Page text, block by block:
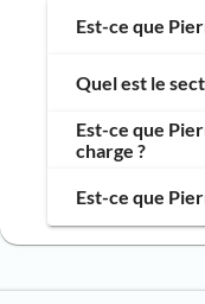
Est-ce que
Quel est le
Est-ce que
charge ?
Est-ce que